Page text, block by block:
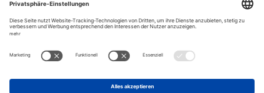
Impressum
Datenschutz
SEPA Lastschrift
Kreditkarte
Rechnungskauf